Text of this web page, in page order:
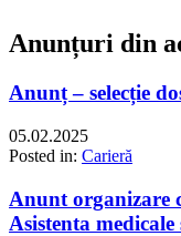
Anunțuri din
Anunț – selecție
05.02.2025
Posted in: Carieră
Anunt organizare
Asistenta